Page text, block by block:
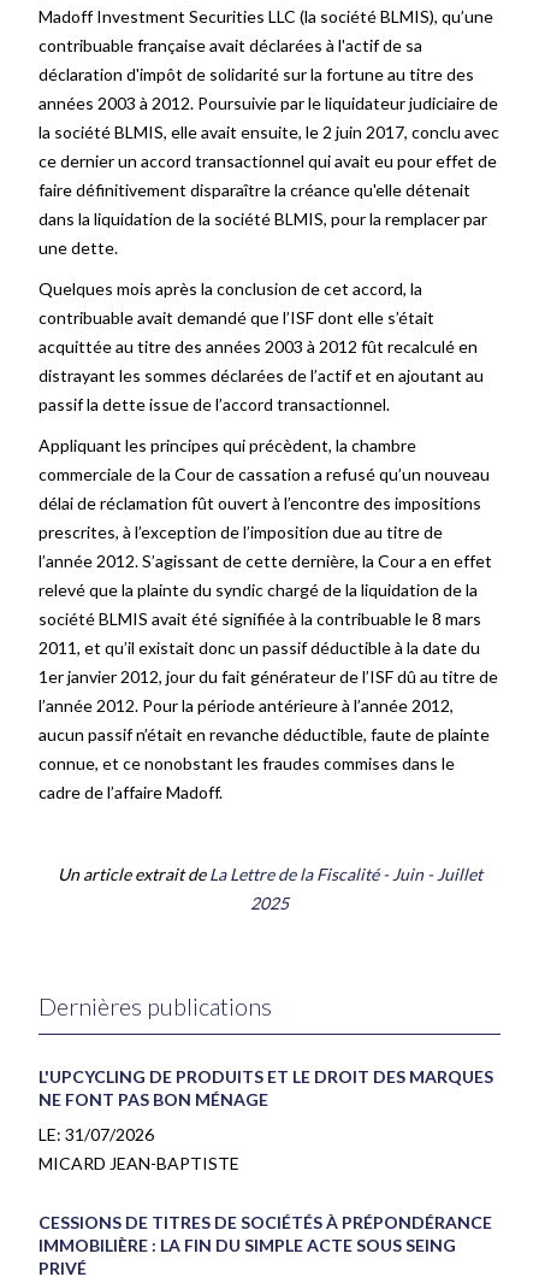
Madoff Investment Securities LLC (la société BLMIS), qu’une
contribuable française avait déclarées à l'actif de sa
déclaration d'impôt de solidarité sur la fortune au titre des
années 2003 à 2012. Poursuivie par le liquidateur judiciaire de
la société BLMIS, elle avait ensuite, le 2 juin 2017, conclu avec
ce dernier un accord transactionnel qui avait eu pour effet de
faire définitivement disparaître la créance qu'elle détenait
dans la liquidation de la société BLMIS, pour la remplacer par
une dette.
Quelques mois après la conclusion de cet accord, la
contribuable avait demandé que l’ISF dont elle s’était
acquittée au titre des années 2003 à 2012 fût recalculé en
distrayant les sommes déclarées de l’actif et en ajoutant au
passif la dette issue de l’accord transactionnel.
Appliquant les principes qui précèdent, la chambre
commerciale de la Cour de cassation a refusé qu’un nouveau
délai de réclamation fût ouvert à l’encontre des impositions
prescrites, à l’exception de l’imposition due au titre de
l’année 2012. S’agissant de cette dernière, la Cour a en effet
relevé que la plainte du syndic chargé de la liquidation de la
société BLMIS avait été signifiée à la contribuable le 8 mars
2011, et qu’il existait donc un passif déductible à la date du
1er janvier 2012, jour du fait générateur de l’ISF dû au titre de
l’année 2012. Pour la période antérieure à l’année 2012,
aucun passif n’était en revanche déductible, faute de plainte
connue, et ce nonobstant les fraudes commises dans le
cadre de l’affaire Madoff.
Un article extrait deLa Lettre de la Fiscalité - Juin - Juillet
2025
Dernières publications
L'UPCYCLING DE PRODUITS ET LE DROIT DES MARQUES
NE FONT PAS BON MÉNAGE
LE: 31/07/2026
MICARD JEAN-BAPTISTE
CESSIONS DE TITRES DE SOCIÉTÉS À PRÉPONDÉRANCE
IMMOBILIÈRE : LA FIN DU SIMPLE ACTE SOUS SEING
PRIVÉ